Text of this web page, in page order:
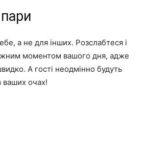
а не для інших. Розслабтеся і
моментом вашого дня, адже
А гості неодмінно будуть
ваших очах!